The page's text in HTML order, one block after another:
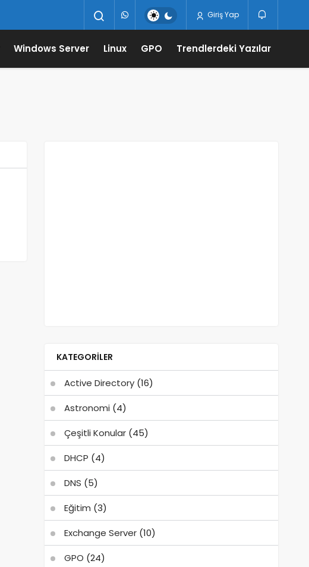
Giriş Yap
Windows Server Linux GPO Trendlerdeki Yazılar
KATEGORILER
Active Directory(16)
Astronomi (4)
Çeşitli Konular(45)
DHCP (4)
DNS (5)
Eğitim (3)
Exchange Server(10)
GPO (24)